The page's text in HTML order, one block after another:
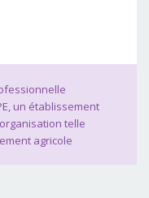
un établissement
telle
agricole